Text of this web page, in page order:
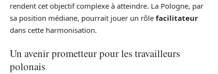
rendent cet objectif complexe à atteindre. La Pologne, par
sa position médiane, pourrait jouer un rôle facilitateur
dans cette harmonisation.
Un avenir prometteur pour les travailleurs
polonais